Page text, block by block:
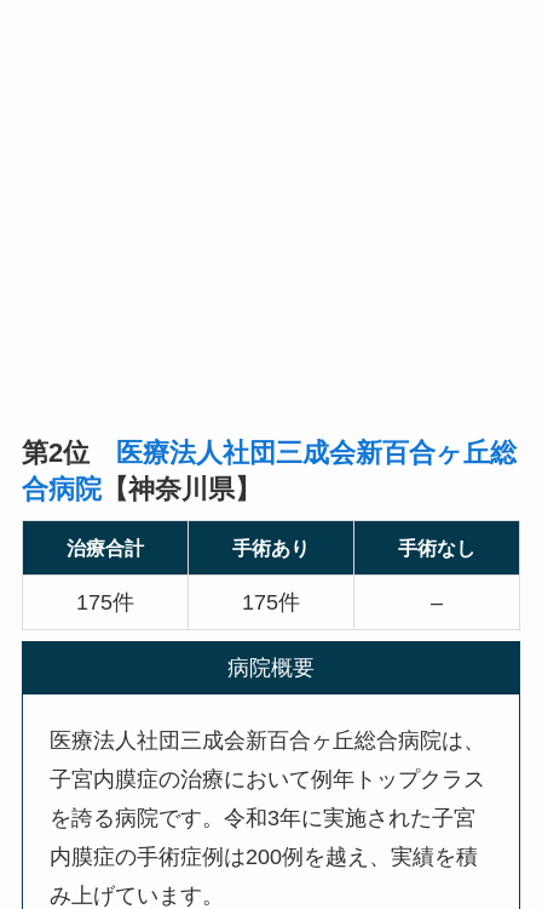
第2位
医療法人社団三成会新百合ヶ丘総
合病院【神奈川県】
治療合計 手術あり 手術なし
175件 175件 –
病院概要
医療法人社団三成会新百合ヶ丘総合病院は、
子宮内膜症の治療において例年トップクラス
を誇る病院です。令和3年に実施された子宮
内膜症の手術症例は200例を越え、実績を積
み上げています。